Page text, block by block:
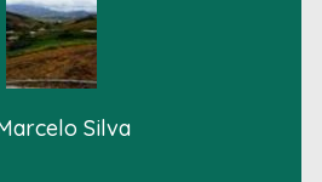
Silva